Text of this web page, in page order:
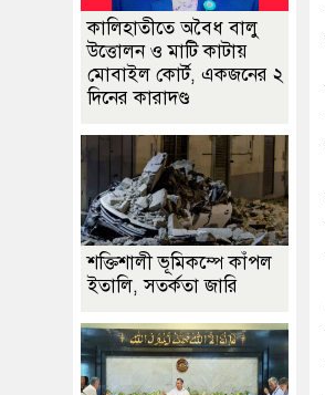
কালিহাতীতে অবৈধ বালু
উত্তোলন ও মাটি কাটায়
মোবাইল কোর্ট, একজনের ২
দিনের কারাদণ্ড
শক্তিশালী ভূমিকম্পে কাঁপল
ইতালি, সতর্কতা জারি